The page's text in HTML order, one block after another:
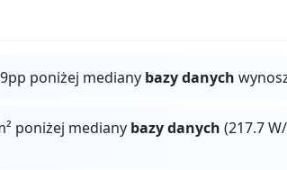
poniżej mediany bazy danych
poniżej mediany bazy danych (217.7